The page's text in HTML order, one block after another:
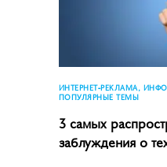
ИНТЕРНЕТ-РЕКЛАМА,
ПОПУЛЯРНЫЕ ТЕМЫ
3 самых
заблуждения о